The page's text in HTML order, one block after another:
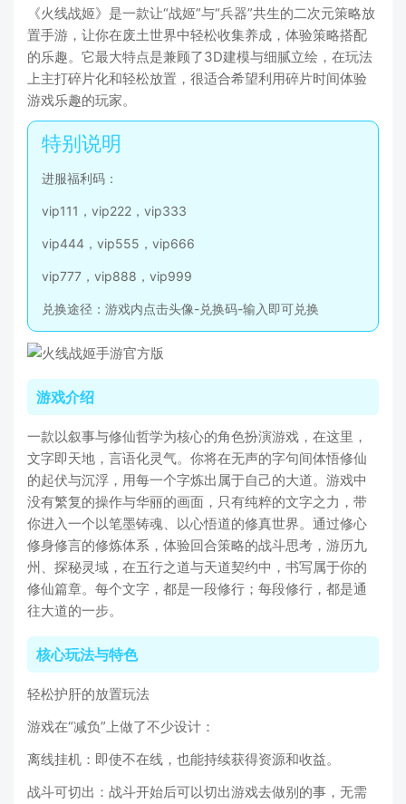
《火线战姬》是一款让“战姬”与“兵器”共生的二次元策略放
置手游，让你在废土世界中轻松收集养成，体验策略搭配
的乐趣。它最大特点是兼顾了3D建模与细腻立绘，在玩法
上主打碎片化和轻松放置，很适合希望利用碎片时间体验
游戏乐趣的玩家。
进服福利码：
vip111，vip222，vip333
vip444，vip555，vip666
vip777，vip888，vip999
兑换途径：游戏内点击头像-兑换码-输入即可兑换
游戏介绍
一款以叙事与修仙哲学为核心的角色扮演游戏，在这里，
文字即天地，言语化灵气。你将在无声的字句间体悟修仙
的起伏与沉浮，用每一个字炼出属于自己的大道。游戏中
没有繁复的操作与华丽的画面，只有纯粹的文字之力，带
你进入一个以笔墨铸魂、以心悟道的修真世界。通过修心
修身修言的修炼体系，体验回合策略的战斗思考，游历九
州、探秘灵域，在五行之道与天道契约中，书写属于你的
修仙篇章。每个文字，都是一段修行；每段修行，都是通
往大道的一步。
核心玩法与特色
轻松护肝的放置玩法
游戏在“减负”上做了不少设计：
离线挂机：即使不在线，也能持续获得资源和收益。
战斗可切出：战斗开始后可以切出游戏去做别的事，无需